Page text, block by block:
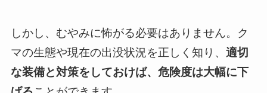
しかし、むやみに怖がる必要はありません。ク
マの生態や現在の出没状況を正しく知り、 適切
な装備と対策をしておけば、危険度は大幅に下